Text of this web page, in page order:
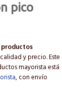
pico
productos
y precio. Este
mayorista está
, con envío